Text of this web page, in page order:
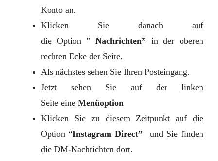
Konto an.
Klicken Sie danach auf
die Option ” Nachrichten” in der oberen
rechten Ecke der Seite.
Als nächstes sehen Sie Ihren Posteingang.
Jetzt sehen Sie auf der linken
Seite eine Menüoption
Klicken Sie zu diesem Zeitpunkt auf die
Option “Instagram Direct”
und Sie finden
die DM-Nachrichten dort.